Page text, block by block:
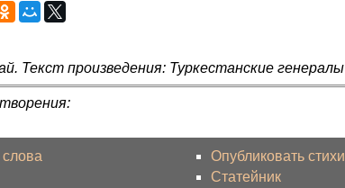
Текст произведения: Туркестанские генералы
Опубликовать стихи
Статейник